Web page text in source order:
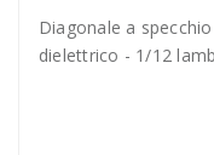
Diagonale a
dielettrico - 1/12